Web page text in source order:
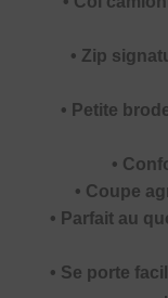
• Zip
• Petite
•
• Coupe
• Parfait au
• Se porte